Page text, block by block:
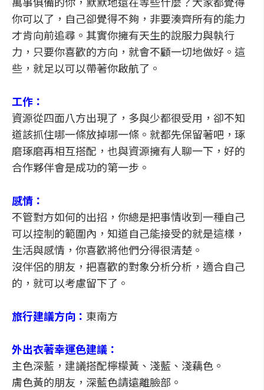
你可以了，自己卻覺得不夠，非要湊齊所有的能力
才肯向前追尋。其實你擁有天生的說服力與執行
力，只要你喜歡的方向，就會不顧一切地做好。這
些，就足以可以帶著你啟航了。
工作：
資源從四面八方出現了，多與少都很受用，卻不知
道該抓住哪一條放掉哪一條。就都先保留著吧，琢
磨琢磨再相互搭配，也與資源擁有人聊一下，好的
合作夥伴會是成功的第一步。
感情：
不管對方如何的出招，你總是把事情收到一種自己
可以控制的範圍內，知道自己能接受的就是這樣，
生活與感情，你喜歡將他們分得很清楚。
沒伴侶的朋友，把喜歡的對象分析分析，適合自己
的，就可以考慮留下了。
旅行建議方向： 東南方
外出衣著幸運色建議：
主色深藍，建議搭配檸檬黃、淺藍、淺藕色。
膚色黃的朋友，深藍色請遠離臉部。